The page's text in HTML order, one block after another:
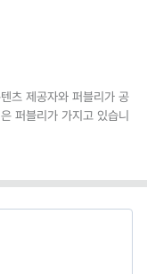
츠 제공자와 퍼블리가 공
퍼블리가 가지고 있습니